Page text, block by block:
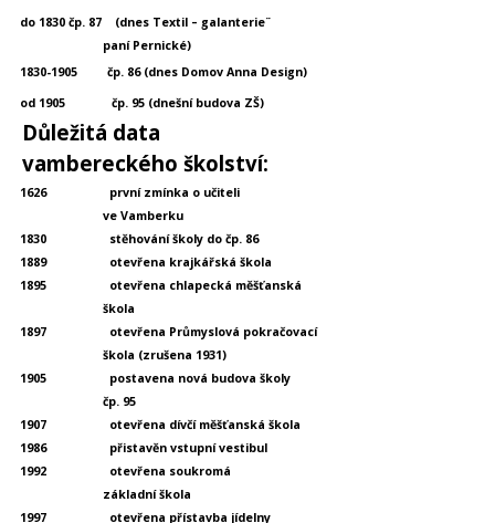
do 1830 čp. 87
(dnes Textil – galanterie¨
paní Pernické)
1830-1905
čp. 86 (dnes Domov Anna Design)
od 1905
čp. 95 (dnešní budova ZŠ)
Důležitá data
vambereckého školství:
1626
první zmínka o učiteli
ve Vamberku
1830
stěhování školy do čp. 86
1889
otevřena krajkářská škola
1895
otevřena chlapecká měšťanská
škola
1897
otevřena Průmyslová pokračovací
škola (zrušena 1931)
1905
postavena nová budova školy
čp. 95
1907
otevřena dívčí měšťanská škola
1986
přistavěn vstupní vestibul
1992
otevřena soukromá
základní škola
1997
otevřena přístavba jídelny